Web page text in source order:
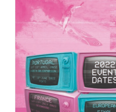
RIPCURL
PLAYA DE
Noticias de Surf